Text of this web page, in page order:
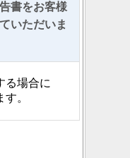
書をお客様
いただいま
る場合に
。